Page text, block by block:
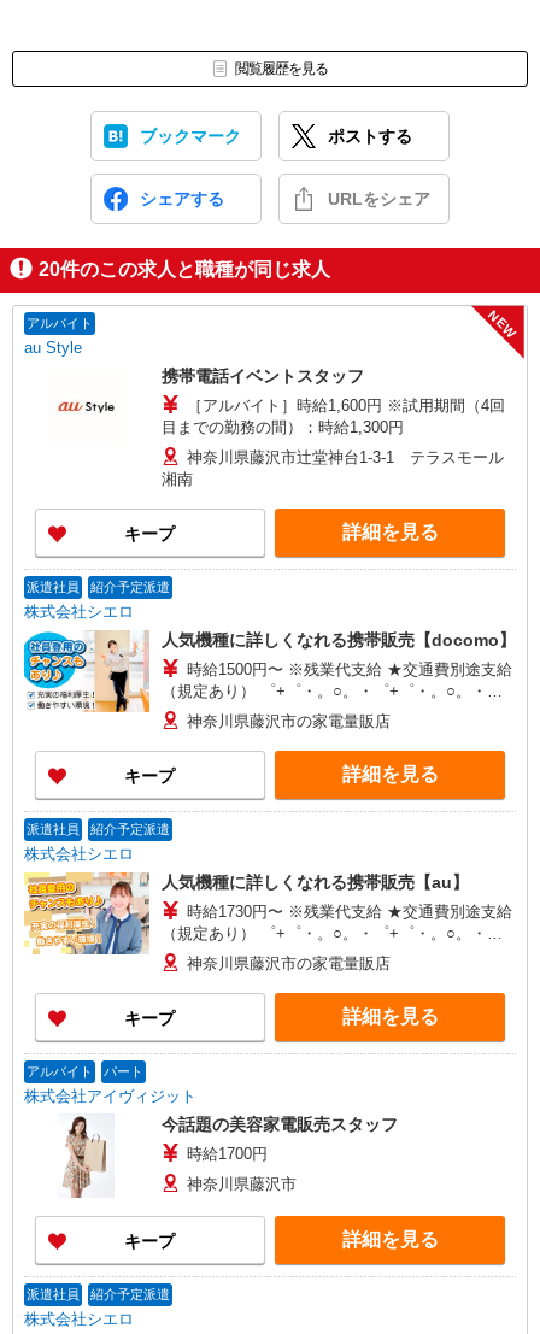
閲覧履歴を見る
ブックマーク ポストする
シェアする URLをシェア
20件のこの求人と職種が同じ求人
アルバイト
au Style
NEW
携帯電話イベントスタッフ
［アルバイト］時給1,600円 ※試用期間（4回
目までの勤務の間）：時給1,300円
神奈川県藤沢市辻堂神台1-3-1 テラスモール
湘南
キープ 詳細を見る
派遣社員 紹介予定派遣
株式会社シエロ
人気機種に詳しくなれる携帯販売【docomo】
時給1500円〜 ※残業代支給 ★交通費別途支給
（規定あり） ゜+゜・。○。・゜+゜・。○。・゜
+゜ 入社祝い金10万円支給(規定有) お友達を紹介
頂くと, インセンティブ支給(規定有) ★月2回払
い・週払い可能（規程有）★ ゜・。○。・゜
+゜・。○。・゜+゜
神奈川県藤沢市の家電量販店
キープ 詳細を見る
派遣社員 紹介予定派遣
株式会社シエロ
人気機種に詳しくなれる携帯販売【au】
時給1730円〜 ※残業代支給 ★交通費別途支給
（規定あり） ゜+゜・。○。・゜+゜・。○。・゜
+゜ 入社祝い金10万円支給(規定有) お友達を紹介
頂くと, インセンティブ支給(規定有) ★月2回払
い・週払い可能（規程有）★ ゜・。○。・゜
+゜・。○。・゜+゜
神奈川県藤沢市の家電量販店
キープ 詳細を見る
アルバイト パート
株式会社アイヴィジット
今話題の美容家電販売スタッフ
時給1700円
神奈川県藤沢市
キープ 詳細を見る
派遣社員 紹介予定派遣
株式会社シエロ